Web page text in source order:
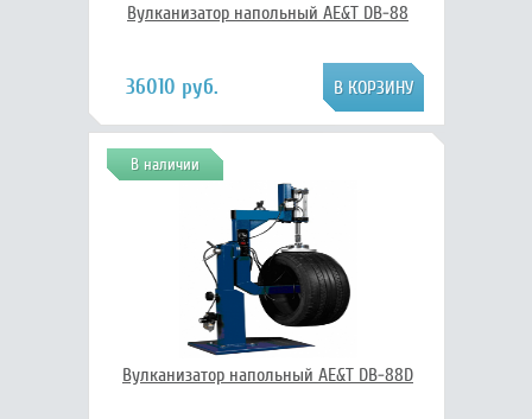
Вулканизатор напольный AE&T DB-88
36010 руб.
В наличии
Вулканизатор напольный AE&T DB-88D